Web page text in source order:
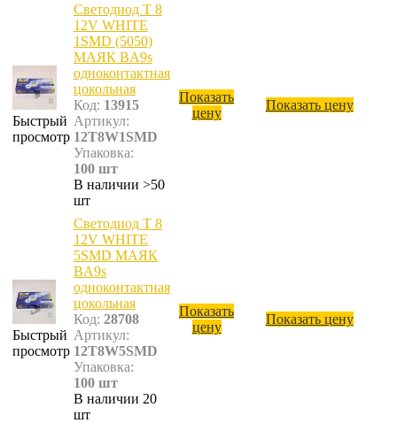
Быстрый
просмотр
Светодиод T 8
12V WHITE
1SMD (5050)
МАЯК BA9s
одноконтактная
цокольная
Код: 13915
Артикул:
12T8W1SMD
Упаковка:
100 шт
В наличии >50
шт
Показать
цену
Показать цену
Быстрый
просмотр
Светодиод T 8
12V WHITE
5SMD МАЯК
BA9s
одноконтактная
цокольная
Код: 28708
Артикул:
12T8W5SMD
Упаковка:
100 шт
В наличии 20
шт
Показать
цену
Показать цену